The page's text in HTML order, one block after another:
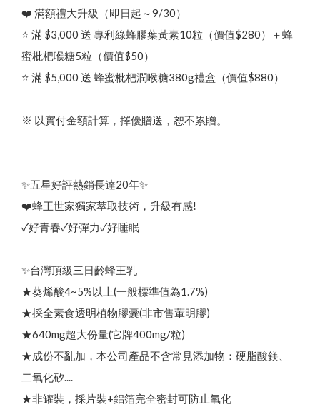
品牌故事
本
月
優
惠
｜
中
秋
蜂
送
禮
⚡
限
時
優
惠
開
跑
✦
活
動
至
9
/
3
0
熱
銷
N
o
.
1
頂
級
蜂
王
乳
+
日
本
芝
麻
素
✦
好
眠
養
顏
三日齡蜂王漿/純蜂王乳膠囊
綠蜂膠葉黃素 ✦ 美國實證專利配方
高
濃
度
巴
西
綠
蜂
膠
（
噴
劑
/
滴
劑
/
膠
囊
/
4
0
0
億
益
生
菌
最新優惠
會員獨享
食用說明
特約專區
問與答
聯絡我們
其他說明
會員需知
貨幣轉換
한국어
❤️ 滿額禮大升級（即日起～9/30）
⭐ 滿 $3,000 送 專利綠蜂膠葉黃素10粒（價值$280）＋蜂
蜜枇杷喉糖5粒（價值$50）
⭐ 滿 $5,000 送 蜂蜜枇杷潤喉糖380g禮盒（價值$880）
※ 以實付金額計算，擇優贈送，恕不累贈。
✨五星好評熱銷長達20年✨
❤️蜂王世家獨家萃取技術，升級有感!
✓好青春✓好彈力✓好睡眠
✨台灣頂級三日齡蜂王乳
★葵烯酸4~5%以上(一般標準值為1.7%)
★採全素食透明植物膠囊(非市售葷明膠)
★640mg超大份量(它牌400mg/粒)
★成份不亂加，本公司產品不含常見添加物：硬脂酸鎂、
二氧化矽....
★非罐裝，採片裝+鋁箔完全密封可防止氧化